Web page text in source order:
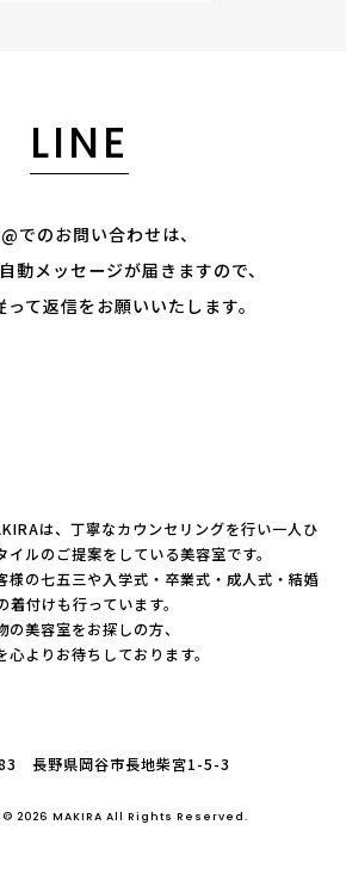
LINE
でのお問い合わせは、
動メッセージが届きますので、
て返信をお願いいたします。
は、丁寧なカウンセリングを行い一人ひ
イルのご提案をしている美容室です。
様の七五三や入学式・卒業式・成人式・結婚
着付けも行っています。
の美容室をお探しの方、
心よりお待ちしております。
長野県岡谷市長地柴宮1-5-3
2026 MAKIRA All Rights Reserved.